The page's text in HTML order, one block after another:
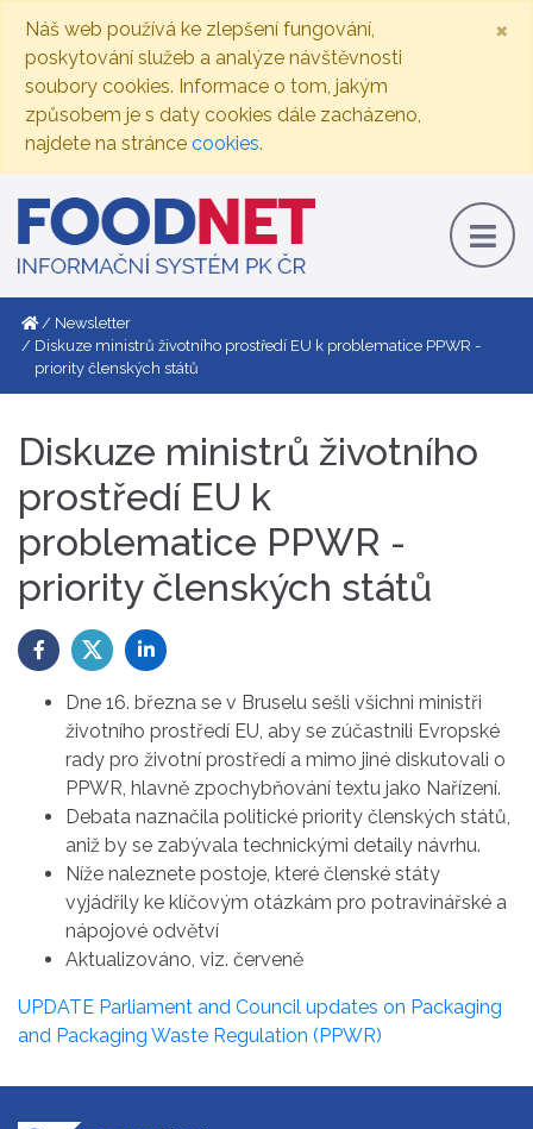
Náš web používá ke zlepšení fungování,
poskytování služeb a analýze návštěvnosti
soubory cookies. Informace o tom, jakým
způsobem je s daty cookies dále zacházeno,
najdete na stránce cookies.
×
Newsletter
Diskuze ministrů životního prostředí EU k problematice PPWR -
priority členských států
Diskuze ministrů životního
prostředí EU k
problematice PPWR -
priority členských států
Dne 16. března se v Bruselu sešli všichni ministři
životního prostředí EU, aby se zúčastnili Evropské
rady pro životní prostředí a mimo jiné diskutovali o
PPWR, hlavně zpochybňování textu jako Nařízení.
Debata naznačila politické priority členských států,
aniž by se zabývala technickými detaily návrhu.
Níže naleznete postoje, které členské státy
vyjádřily ke klíčovým otázkám pro potravinářské a
nápojové odvětví
Aktualizováno, viz. červeně
UPDATE Parliament and Council updates on Packaging
and Packaging Waste Regulation (PPWR)